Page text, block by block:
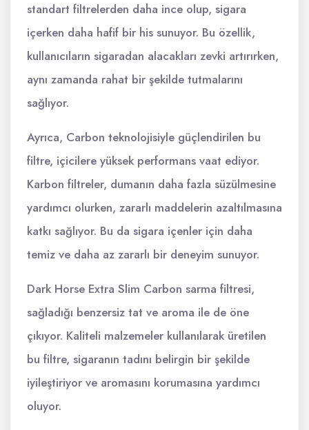
standart filtrelerden daha ince olup, sigara
içerken daha hafif bir his sunuyor. Bu özellik,
kullanıcıların sigaradan alacakları zevki artırırken,
aynı zamanda rahat bir şekilde tutmalarını
sağlıyor.
Ayrıca, Carbon teknolojisiyle güçlendirilen bu
filtre, içicilere yüksek performans vaat ediyor.
Karbon filtreler, dumanın daha fazla süzülmesine
yardımcı olurken, zararlı maddelerin azaltılmasına
katkı sağlıyor. Bu da sigara içenler için daha
temiz ve daha az zararlı bir deneyim sunuyor.
Dark Horse Extra Slim Carbon sarma filtresi,
sağladığı benzersiz tat ve aroma ile de öne
çıkıyor. Kaliteli malzemeler kullanılarak üretilen
bu filtre, sigaranın tadını belirgin bir şekilde
iyileştiriyor ve aromasını korumasına yardımcı
oluyor.